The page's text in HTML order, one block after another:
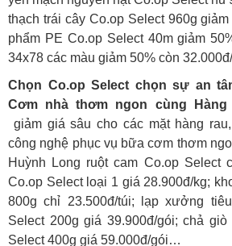
thạch trái cây Co.op Select 960g
phẩm PE Co.op Select 40m giảm
34x78 các màu giảm 50% còn
Chọn Co.op Select chọn sự an
Cơm nhà thơm ngon cùng Hàng
giảm giá sâu cho các mặt hàng
công nghệ phục vụ bữa cơm thơm
Huỳnh Long ruột cam Co.op Select
Co.op Select loại 1 giá 28.900đ/kg;
800g chỉ 23.500đ/túi; lạp xưởng
Select 200g giá 39.900đ/gói; chả
Select 400g giá 59.000đ/gói…